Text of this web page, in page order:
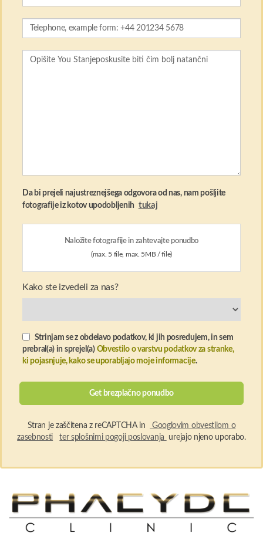
Da bi prejeli najustreznejšega odgovora od nas, nam pošljite
fotografije iz kotov upodobljenih tukaj
Naložite fotografije in zahtevajte ponudbo
(max. 5 file, max. 5MB / file)
Kako ste izvedeli za nas?
Strinjam se z obdelavo podatkov, ki jih posredujem, in sem
prebral(a) in sprejel(a) Obvestilo o varstvu podatkov za stranke,
ki pojasnjuje, kako se uporabljajo moje informacije.
Stran je zaščitena z reCAPTCHA in
Googlovim obvestilom o
zasebnosti
ter splošnimi pogoji poslovanja urejajo njeno uporabo.